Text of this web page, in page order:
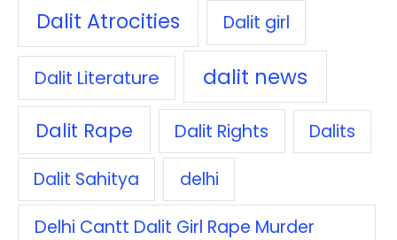
Dalit Atrocities Dalit girl
Dalit Literature dalit news
Dalit Rape Dalit Rights Dalits
Dalit Sahitya delhi
Delhi Cantt Dalit Girl Rape Murder